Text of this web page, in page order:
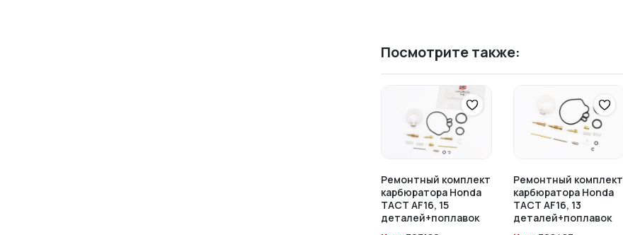
Посмотрите также:
Ремонтный комплект
карбюратора Honda
TACT AF16, 15
деталей+поплавок
Ремонтный комплект
карбюратора Honda
TACT AF16, 13
деталей+поплавок